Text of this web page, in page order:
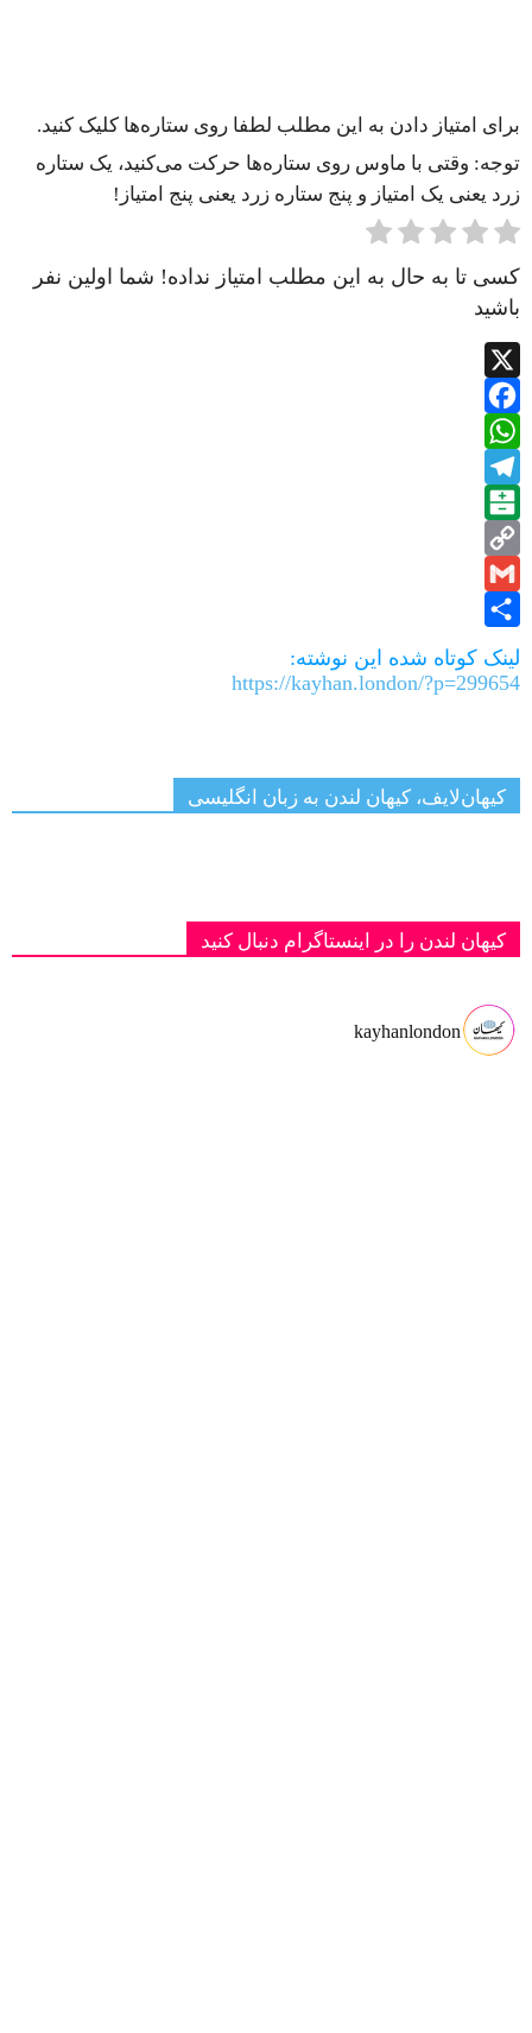
برای امتیاز دادن به این مطلب لطفا روی ستاره‌ها کلیک کنید.
توجه: وقتی با ماوس روی ستاره‌ها حرکت می‌کنید، یک ستاره
زرد یعنی یک امتیاز و پنج ستاره زرد یعنی پنج امتیاز!
کسی تا به حال به این مطلب امتیاز نداده! شما اولین نفر
باشید
X
Facebook
WhatsApp
Telegram
Balatarin
Copy
Link
Gmail
Share
لینک کوتاه شده این نوشته:
https://kayhan.london/?p=299654
کیهان‌لایف، کیهان لندن به زبان انگلیسی
کیهان لندن را در اینستاگرام دنبال کنید
kayhanlondon